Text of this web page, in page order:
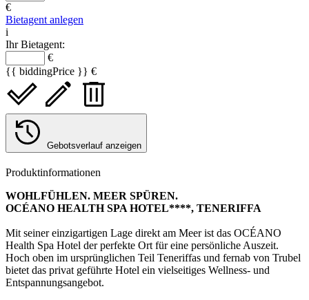
€
Bietagent anlegen
i
Ihr Bietagent:
€
{{ biddingPrice }} €
Gebotsverlauf anzeigen
Produktinformationen
WOHLFÜHLEN. MEER SPÜREN.
OCÉANO HEALTH SPA HOTEL****, TENERIFFA
Mit seiner einzigartigen Lage direkt am Meer ist das OCÉANO
Health Spa Hotel der perfekte Ort für eine persönliche Auszeit.
Hoch oben im ursprünglichen Teil Teneriffas und fernab von Trubel
bietet das privat geführte Hotel ein vielseitiges Wellness- und
Entspannungsangebot.